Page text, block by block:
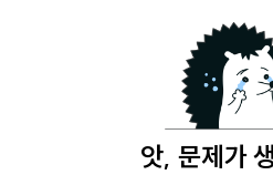
앗, 문제가